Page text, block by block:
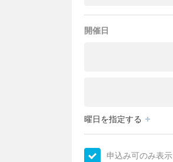
開催日
曜日を指定する
申込み可のみ表示